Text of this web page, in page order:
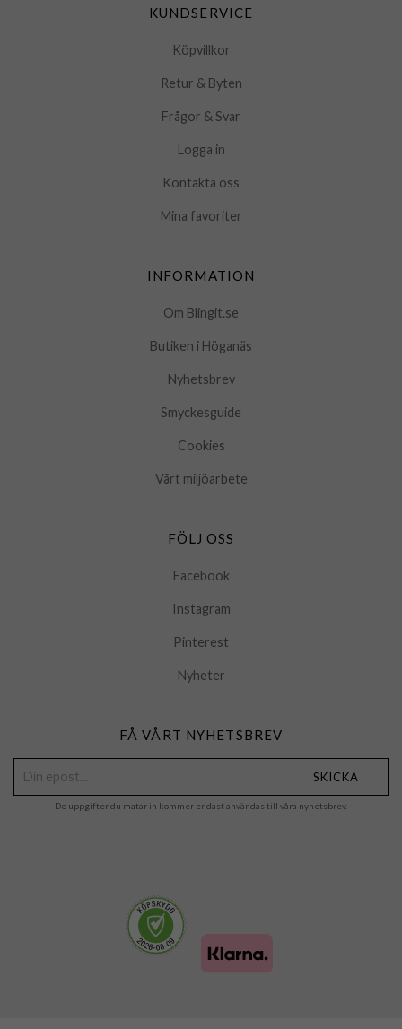
KUNDSERVICE
Köpvillkor
Retur & Byten
Frågor & Svar
Logga in
Kontakta oss
Mina favoriter
INFORMATION
Om Blingit.se
Butiken i Höganäs
Nyhetsbrev
Smyckesguide
Cookies
Vårt miljöarbete
FÖLJ OSS
Facebook
Instagram
Pinterest
Nyheter
FÅ VÅRT NYHETSBREV
SKICKA
De uppgifter du matar in kommer endast användas till våra nyhetsbrev.